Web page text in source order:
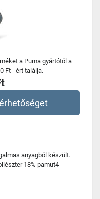
a Puma gyártótól a
Ft - ért találja.
anyagból készült.
18% pamut4